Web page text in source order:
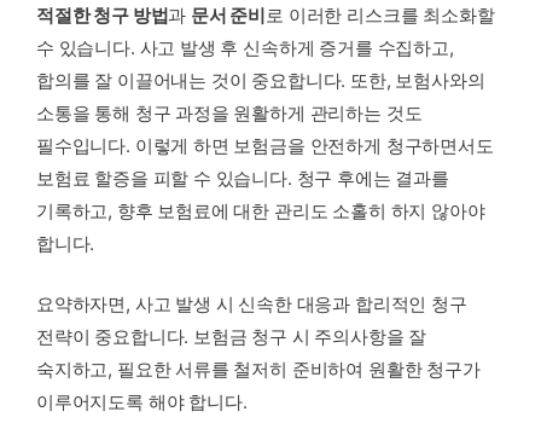
적절한 청구 방법과 문서 준비로 이러한 리스크를 최소화할
수 있습니다. 사고 발생 후 신속하게 증거를 수집하고,
합의를 잘 이끌어내는 것이 중요합니다. 또한, 보험사와의
소통을 통해 청구 과정을 원활하게 관리하는 것도
필수입니다. 이렇게 하면 보험금을 안전하게 청구하면서도
보험료 할증을 피할 수 있습니다. 청구 후에는 결과를
기록하고, 향후 보험료에 대한 관리도 소홀히 하지 않아야
합니다.
요약하자면, 사고 발생 시 신속한 대응과 합리적인 청구
전략이 중요합니다. 보험금 청구 시 주의사항을 잘
숙지하고, 필요한 서류를 철저히 준비하여 원활한 청구가
이루어지도록 해야 합니다.